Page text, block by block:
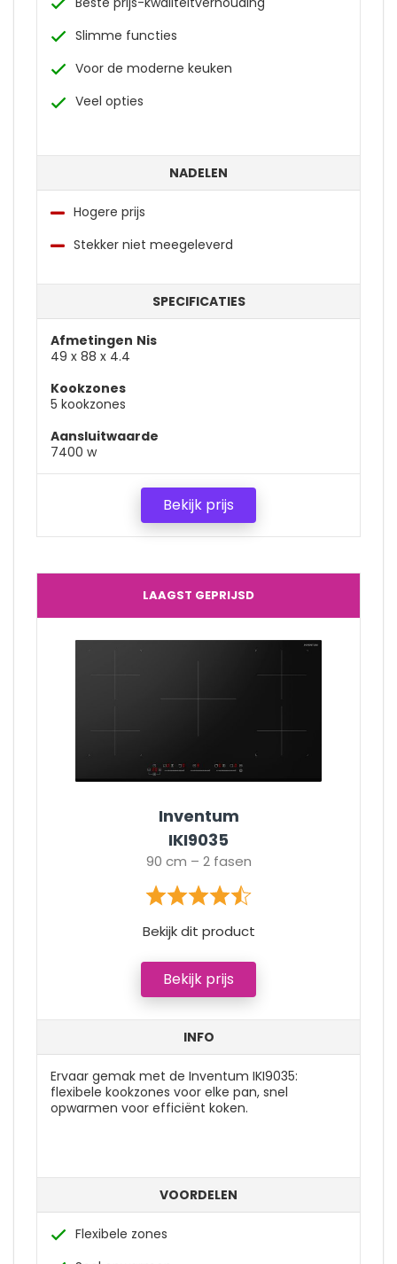
Slimme functies
Voor de moderne keuken
Veel opties
NADELEN
Hogere prijs
Stekker niet meegeleverd
SPECIFICATIES
Afmetingen Nis
49 x 88 x 4.4
Kookzones
5 kookzones
Aansluitwaarde
7400 w
Bekijk prijs
LAAGST GEPRIJSD
Inventum
IKI9035
90 cm – 2 fasen
Bekijk dit product
Bekijk prijs
INFO
Ervaar gemak met de Inventum IKI9035:
flexibele kookzones voor elke pan, snel
opwarmen voor efficiënt koken.
VOORDELEN
Flexibele zones